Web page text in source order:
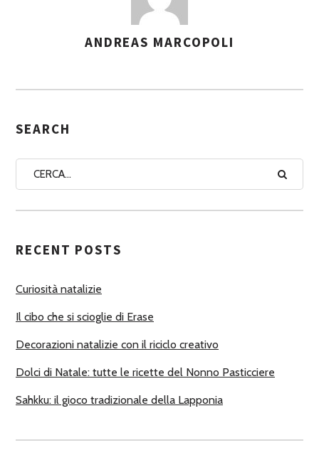
S
G
A
U
O
I
ANDREAS MARCOPOLI
SEARCH
RECENT POSTS
Curiosità natalizie
Il cibo che si scioglie di Erase
Decorazioni natalizie con il riciclo creativo
Dolci di Natale: tutte le ricette del Nonno Pasticciere
Sahkku: il gioco tradizionale della Lapponia